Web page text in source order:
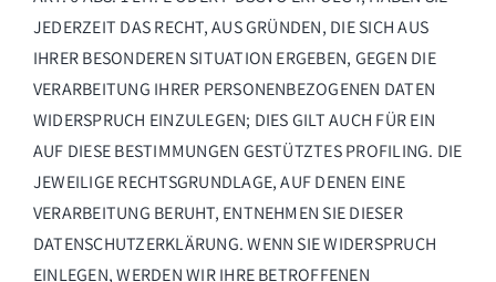
JEDERZEIT DAS RECHT, AUS GRÜNDEN, DIE SICH AUS
IHRER BESONDEREN SITUATION ERGEBEN, GEGEN DIE
VERARBEITUNG IHRER PERSONENBEZOGENEN DATEN
WIDERSPRUCH EINZULEGEN; DIES GILT AUCH FÜR EIN
AUF DIESE BESTIMMUNGEN GESTÜTZTES PROFILING. DIE
JEWEILIGE RECHTSGRUNDLAGE, AUF DENEN EINE
VERARBEITUNG BERUHT, ENTNEHMEN SIE DIESER
DATENSCHUTZERKLÄRUNG. WENN SIE WIDERSPRUCH
EINLEGEN, WERDEN WIR IHRE BETROFFENEN